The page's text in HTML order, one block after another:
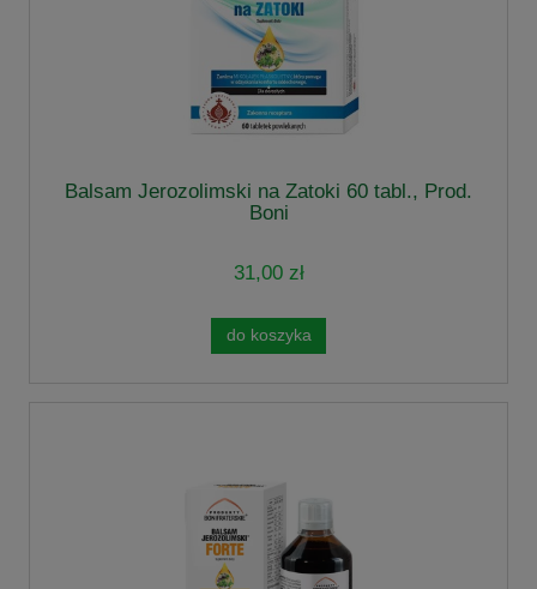
Balsam Jerozolimski na Zatoki 60 tabl., Prod.
Boni
31,00 zł
do koszyka